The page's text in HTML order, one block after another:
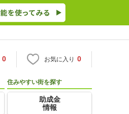
0 お気に入り 0
住みやすい街を探す
助成金
情報